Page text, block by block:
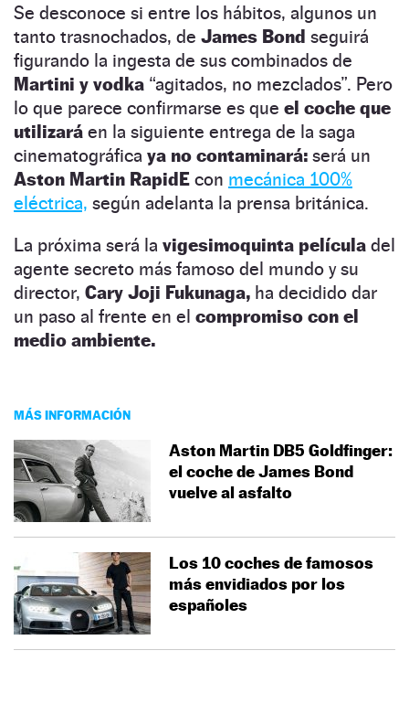
Se desconoce si entre los hábitos, algunos un
tanto trasnochados, de James Bond seguirá
figurando la ingesta de sus combinados de
Martini y vodka “agitados, no mezclados”. Pero
lo que parece confirmarse es que el coche que
utilizará en la siguiente entrega de la saga
cinematográfica ya no contaminará: será un
Aston Martin RapidE con mecánica 100%
eléctrica, según adelanta la prensa británica.
La próxima será la vigesimoquinta película del
agente secreto más famoso del mundo y su
director, Cary Joji Fukunaga, ha decidido dar
un paso al frente en el compromiso con el
medio ambiente.
MÁS INFORMACIÓN
Aston Martin DB5 Goldfinger:
el coche de James Bond
vuelve al asfalto
Los 10 coches de famosos
más envidiados por los
españoles